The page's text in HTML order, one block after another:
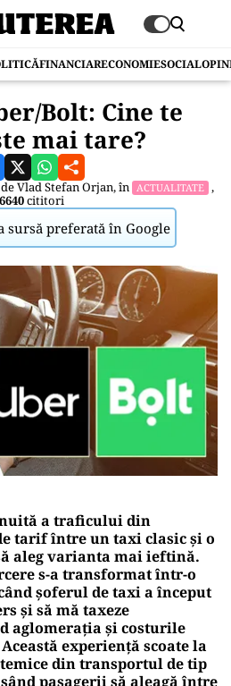
FINANCIARECONOMIESOCIAL
Bolt: Cine te
mai tare?
Vlad Stefan Orjan, în ACTUALITATE ,
6640cititori
sursă preferată în Google
a traficului din
tarif între un taxi clasic și o
aleg varianta mai ieftină.
s-a transformat într-o
șoferul de taxi a început
și să mă taxeze
aglomerația și costurile
experiență scoate la
din transportul de tip
pasagerii să aleagă între